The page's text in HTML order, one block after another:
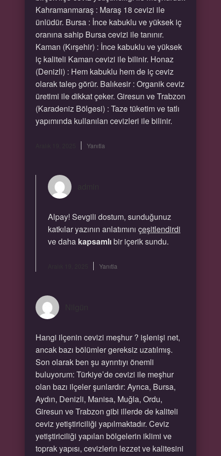
Kahramanmaraş : Maraş 18 cevizi ile
ünlüdür. Bursa : İnce kabuklu ve yüksek iç
oranına sahip Bursa cevizi ile tanınır.
Kaman (Kırşehir) : İnce kabuklu ve yüksek
iç kaliteli Kaman cevizi ile bilinir. Honaz
(Denizli) : Hem kabuklu hem de iç ceviz
olarak talep görür. Balıkesir : Organik ceviz
üretimi ile dikkat çeker. Giresun ve Trabzon
(Karadeniz Bölgesi) : Taze tüketim ve tatlı
yapımında kullanılan cevizleri ile bilinir.
Yanıtla
Alpay! Sevgili dostum, sunduğunuz
katkılar yazının anlatımını çeşitlendirdi
ve daha kapsamlıbir içerik sundu.
Yanıtla
Hangi ilçenin cevizi meşhur ? işlenişi net,
ancak bazı bölümler gereksiz uzatılmış.
Son olarak ben şu ayrıntıyı önemli
buluyorum: Türkiye’de cevizi ile meşhur
olan bazı ilçeler şunlardır: Ayrıca, Bursa,
Aydın, Denizli, Manisa, Muğla, Ordu,
Giresun ve Trabzon gibi illerde de kaliteli
ceviz yetiştiriciliği yapılmaktadır. Ceviz
yetiştiriciliği yapılan bölgelerin iklimi ve
toprak yapısı, cevizlerin lezzet ve kalitesini